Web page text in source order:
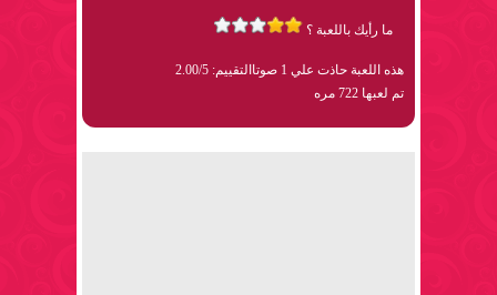
ما رأيك باللعبة ؟
هذه اللعبة حاذت علي 1 صوتا
التقييم: 2.00/5
تم لعبها 722 مره